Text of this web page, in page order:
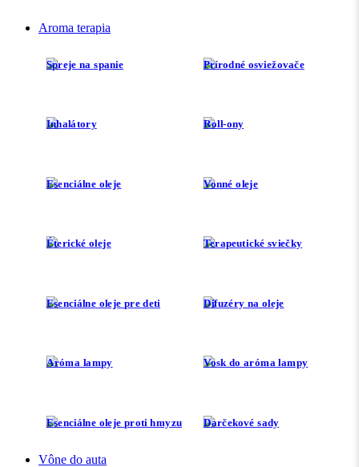
Aroma terapia
Spreje na spanie Prírodné osviežovače
Inhalátory Roll-ony
Esenciálne oleje Vonné oleje
Éterické oleje Terapeutické sviečky
Esenciálne oleje pre deti Difuzéry na oleje
Aróma lampy Vosk do aróma lampy
Esenciálne oleje proti hmyzu Darčekové sady
Vône do auta